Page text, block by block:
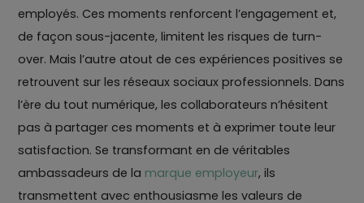
employés. Ces moments renforcent l’engagement et,
de façon sous-jacente, limitent les risques de turn-
over. Mais l’autre atout de ces expériences positives se
retrouvent sur les réseaux sociaux professionnels. Dans
l’ère du tout numérique, les collaborateurs n’hésitent
pas à partager ces moments et à exprimer toute leur
satisfaction. Se transformant en de véritables
ambassadeurs de la marque employeur, ils
transmettent avec enthousiasme les valeurs de